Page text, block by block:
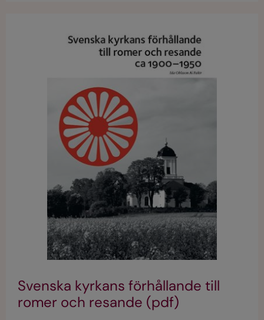
Svenska kyrkans förhållande till
romer och resande (pdf)